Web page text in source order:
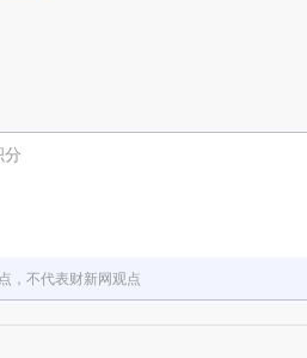
分
，不代表财新网观点